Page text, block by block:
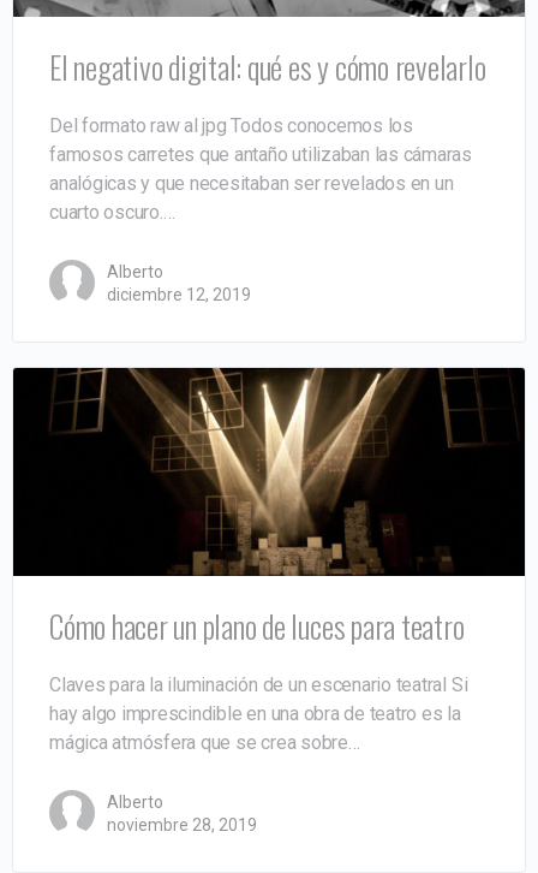
El negativo digital: qué es y cómo revelarlo
Del formato raw al jpg Todos conocemos los
famosos carretes que antaño utilizaban las cámaras
analógicas y que necesitaban ser revelados en un
cuarto oscuro.…
Alberto
diciembre 12, 2019
Cómo hacer un plano de luces para teatro
Claves para la iluminación de un escenario teatral Si
hay algo imprescindible en una obra de teatro es la
mágica atmósfera que se crea sobre…
Alberto
noviembre 28, 2019